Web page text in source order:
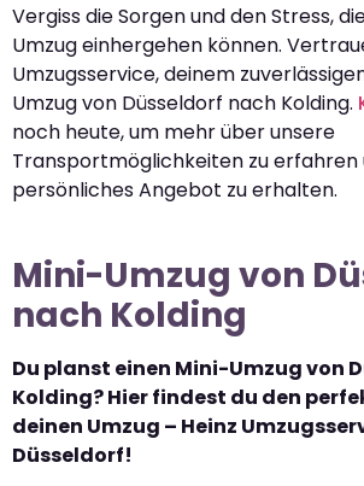
Vergiss die Sorgen und den Stress,
Umzug einhergehen können.
Umzugsservice, deinem
Umzug von Düsseldorf nach Kolding.
noch heute, um mehr über unsere
Transportmöglichkeiten zu erfahren
persönliches Angebot zu erhalten.
Mini-Umzug von
nach Kolding
Du planst einen Mini-Umzug von
Kolding? Hier findest du den
deinen Umzug – Heinz
Düsseldorf!